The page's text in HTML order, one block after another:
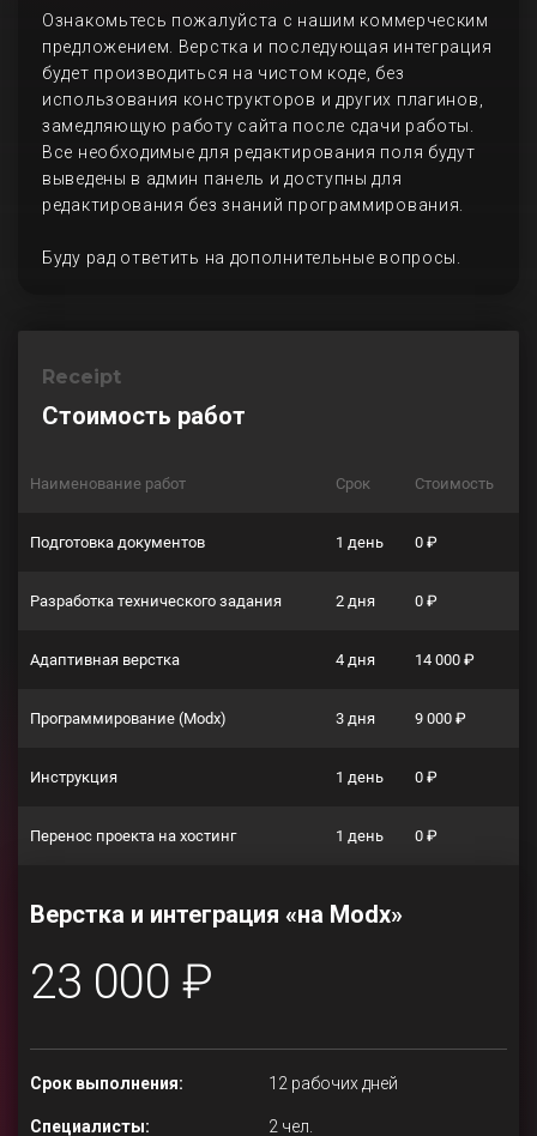
Ознакомьтесь пожалуйста с нашим коммерческим
предложением. Верстка и последующая интеграция
будет производиться на чистом коде, без
использования конструкторов и других плагинов,
замедляющую работу сайта после сдачи работы.
Все необходимые для редактирования поля будут
выведены в админ панель и доступны для
редактирования без знаний программирования.
Буду рад ответить на дополнительные вопросы.
Receipt
Стоимость работ
Наименование работ Срок Стоимость
Подготовка документов 1 день 0 ₽
Разработка технического задания 2 дня 0 ₽
Адаптивная верстка 4 дня 14 000 ₽
Программирование (Modx) 3 дня 9 000 ₽
Инструкция 1 день 0 ₽
Перенос проекта на хостинг 1 день 0 ₽
Верстка и интеграция «на Modx»
23 000 ₽
Срок выполнения: 12 рабочих дней
Специалисты: 2 чел.